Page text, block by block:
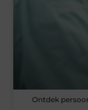
Ontdek